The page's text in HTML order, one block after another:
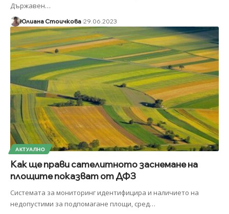
Държавен…
Юлиана Стоичкова 29.06.2023
АКТУАЛНО
Как ще прави сателитното заснемане на
площите показват от ДФЗ
Системата за мониторинг идентифицира и наличието на
недопустими за подпомагане площи, сред…